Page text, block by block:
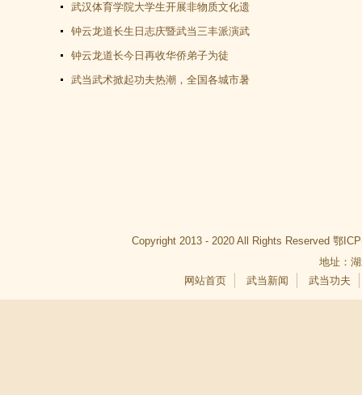
师千里赴武当会面
武汉体育学院大学生开展非物质文化遗
产（武当武术）调查活动
钟云龙道长生日志庆暨武当三丰派演武
交流大会成功举办
钟云龙道长今日再收华侨弟子为徒
武当武术掀起功夫热潮，全国各城市暑
Copyright 2013 - 2020 All Rights Reserved 鄂
地址：
网站首页
武当新闻 武当功夫